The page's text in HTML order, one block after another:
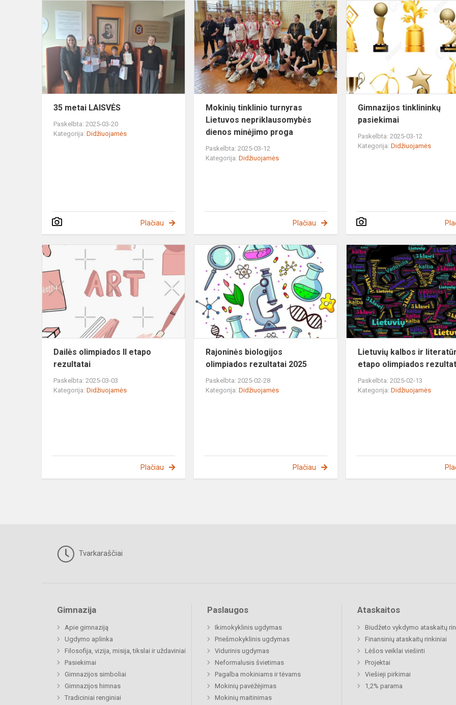
metai
LAISVĖS
35 metai LAISVĖS
Paskelbta: 2025-03-20
Kategorija: Didžiuojamės
Plačiau
Mokinių
tinklinio
turnyras
Lietuvos
nepriklausomybės
dienos...
Mokinių tinklinio turnyras
Lietuvos nepriklausomybės
dienos minėjimo proga
Paskelbta: 2025-03-12
Kategorija:Didžiuojamės
Plačiau
Gimnazijos tinklininkų
pasiekimai
Paskelbta: 2025-03-12
Kategorija:Didžiuojamės
Dailės
olimpiados
II
etapo
rezultatai
Dailės olimpiados II etapo
rezultatai
Paskelbta: 2025-03-03
Kategorija: Didžiuojamės
Plačiau
Rajoninės
biologijos
olimpiados
rezultatai
2025
Rajoninės biologijos
olimpiados rezultatai 2025
Paskelbta: 2025-02-28
Kategorija:Didžiuojamės
Plačiau
Lietuvių kalbos ir
etapo olimpiados
Paskelbta: 2025-02-13
Kategorija:Didžiuojamės
Tvarkaraščiai
Gimnazija
Apie gimnaziją
Ugdymo aplinka
Filosofija, vizija, misija, tikslai ir uždaviniai
Pasiekimai
Gimnazijos simboliai
Gimnazijos himnas
Tradiciniai renginiai
Paslaugos
Ikimokyklinis ugdymas
Priešmokyklinis ugdymas
Vidurinis ugdymas
Neformalusis švietimas
Pagalba mokiniams ir tėvams
Mokinių pavėžėjimas
Mokinių maitinimas
Ataskaitos
Biudžeto vykdymo ataskaitų
Finansinių ataskaitų rinkiniai
Lėšos veiklai viešinti
Projektai
Viešieji pirkimai
1,2% parama